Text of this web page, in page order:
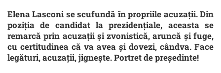
Elena Lasconi se scufundă în propriile acuzații. Din
poziția de candidat la prezidențiale, aceasta se
remarcă prin acuzații și zvonistică, aruncă și fuge,
cu certitudinea că va avea și dovezi, cândva. Face
legături, acuzații, jignește. Portret de președinte!